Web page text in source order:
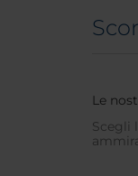
Le
Scegli